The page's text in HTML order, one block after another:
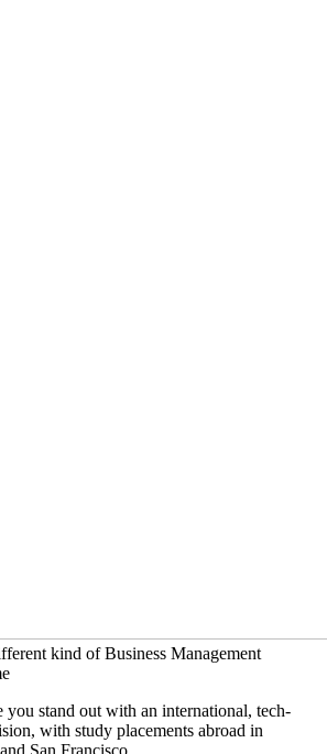
kind of Business Management
you stand out with an international, tech-
with study placements abroad in
San Francisco.